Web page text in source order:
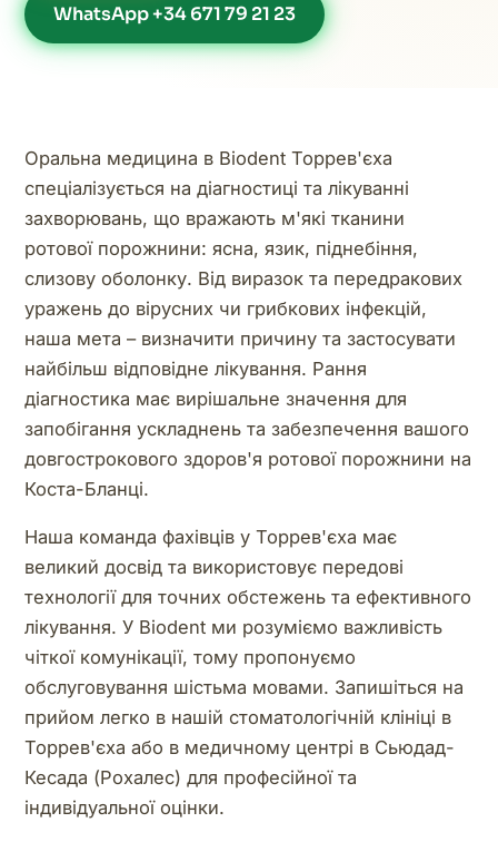
WhatsApp +34 671 79 21 23
Оральна медицина в Biodent Торрев'єха
спеціалізується на діагностиці та лікуванні
захворювань, що вражають м'які тканини
ротової порожнини: ясна, язик, піднебіння,
слизову оболонку. Від виразок та передракових
уражень до вірусних чи грибкових інфекцій,
наша мета – визначити причину та застосувати
найбільш відповідне лікування. Рання
діагностика має вирішальне значення для
запобігання ускладнень та забезпечення вашого
довгострокового здоров'я ротової порожнини на
Коста-Бланці.
Наша команда фахівців у Торрев'єха має
великий досвід та використовує передові
технології для точних обстежень та ефективного
лікування. У Biodent ми розуміємо важливість
чіткої комунікації, тому пропонуємо
обслуговування шістьма мовами. Запишіться на
прийом легко в нашій стоматологічній клініці в
Торрев'єха або в медичному центрі в Сьюдад-
Кесада (Рохалес) для професійної та
індивідуальної оцінки.